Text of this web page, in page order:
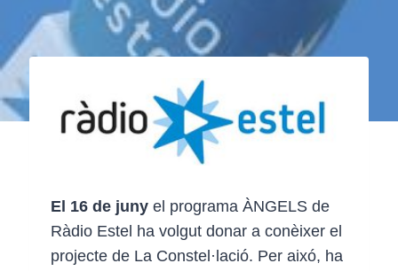
El 16 de juny el programa ÀNGELS de
Ràdio Estel ha volgut donar a conèixer el
projecte de La Constel·lació. Per aixó, ha